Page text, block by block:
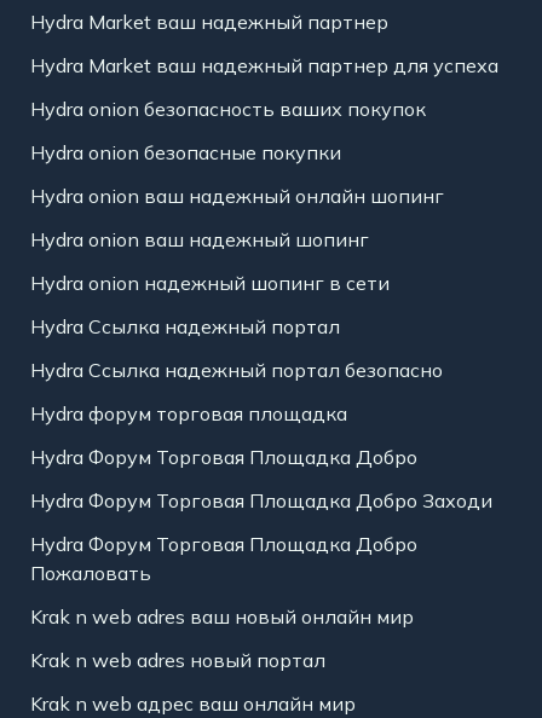
Hydra Market ваш надежный партнер
Hydra Market ваш надежный партнер для успеха
Hydra onion безопасность ваших покупок
Hydra onion безопасные покупки
Hydra onion ваш надежный онлайн шопинг
Hydra onion ваш надежный шопинг
Hydra onion надежный шопинг в сети
Hydra Ссылка надежный портал
Hydra Ссылка надежный портал безопасно
Hydra форум торговая площадка
Hydra Форум Торговая Площадка Добро
Hydra Форум Торговая Площадка Добро Заходи
Hydra Форум Торговая Площадка Добро
Пожаловать
Krak n web adres ваш новый онлайн мир
Krak n web adres новый портал
Krak n web адрес ваш онлайн мир